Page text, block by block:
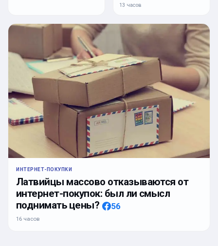
13 часов
ИНТЕРНЕТ-ПОКУПКИ
Латвийцы массово отказываются от
интернет-покупок: был ли смысл
поднимать цены?
56
16 часов